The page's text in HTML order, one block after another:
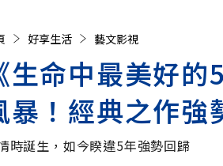
好享生活 藝文影視
生命中最美好
暴！經典之作強
時誕生，如今睽違5年強勢回歸